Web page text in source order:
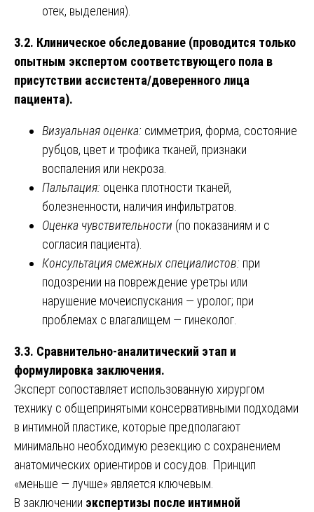
отек, выделения).
3.2. Клиническое обследование (проводится только
опытным экспертом соответствующего пола в
присутствии ассистента/доверенного лица
пациента).
Визуальная оценка: симметрия, форма, состояние
рубцов, цвет и трофика тканей, признаки
воспаления или некроза.
Пальпация: оценка плотности тканей,
болезненности, наличия инфильтратов.
Оценка чувствительности (по показаниям и с
согласия пациента).
Консультация смежных специалистов: при
подозрении на повреждение уретры или
нарушение мочеиспускания — уролог; при
проблемах с влагалищем — гинеколог.
3.3. Сравнительно-аналитический этап и
формулировка заключения.
Эксперт сопоставляет использованную хирургом
технику с общепринятыми консервативными подходами
в интимной пластике, которые предполагают
минимально необходимую резекцию с сохранением
анатомических ориентиров и сосудов. Принцип
«меньше — лучше» является ключевым.
В заключении экспертизы после интимной